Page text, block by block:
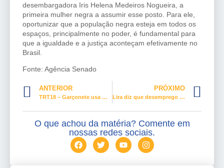
desembargadora Iris Helena Medeiros Nogueira, a
primeira mulher negra a assumir esse posto. Para ele,
oportunizar que a população negra esteja em todos os
espaços, principalmente no poder, é fundamental para
que a igualdade e a justiça aconteçam efetivamente no
Brasil.
Fonte: Agência Senado
ANTERIOR
TRT18 – Garçonete usa mensagens de whatsapp para provar vínculo de emprego
PRÓXIMO
Lira diz que desemprego e inflação são os desafios a serem enfrentados nos próximos anos
O que achou da matéria? Comente em
nossas redes sociais.